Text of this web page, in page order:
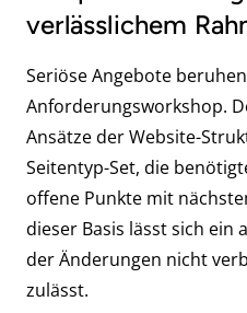
verlässlichem
Seriöse Angebote
Anforderungsworkshop.
Ansätze der Website-
Seitentyp-Set, die
offene Punkte mit
dieser Basis lässt sich ein
der Änderungen nicht
zulässt.